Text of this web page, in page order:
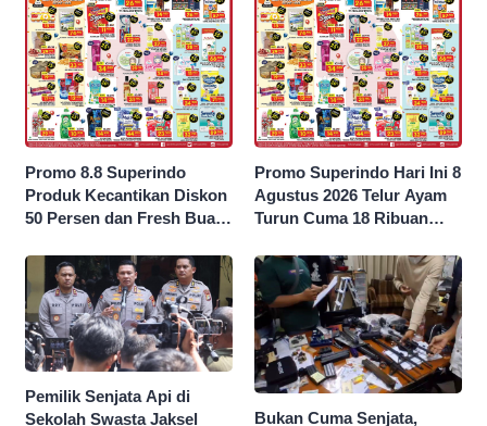
Promo 8.8 Superindo
Produk Kecantikan Diskon
50 Persen dan Fresh Buah
Promo Superindo Hari Ini 8
Agustus 2026 Telur Ayam
Turun Cuma 18 Ribuan
Persen
Pemilik Senjata Api di
Sekolah Swasta Jaksel
Bukan Cuma Senjata,